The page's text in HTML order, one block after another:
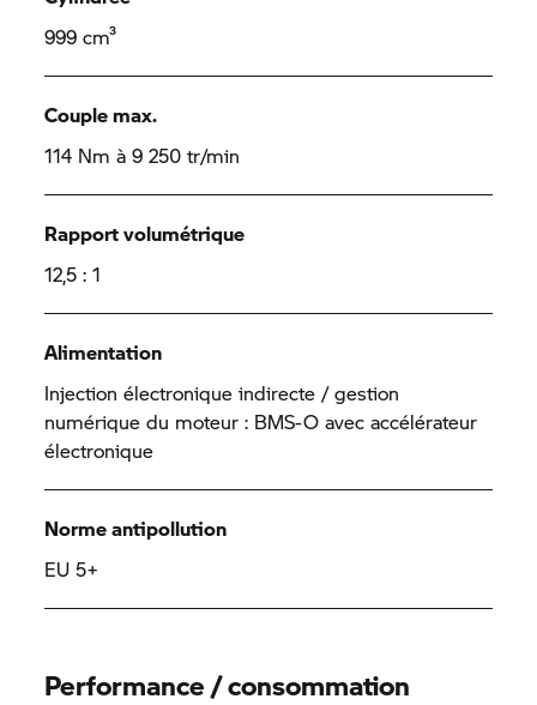
999 cm³
Couple max.
114 Nm à 9 250 tr/min
Rapport volumétrique
12,5 : 1
Alimentation
Injection électronique indirecte / gestion
numérique du moteur : BMS-O avec accélérateur
électronique
Norme antipollution
EU 5+
Performance / consommation